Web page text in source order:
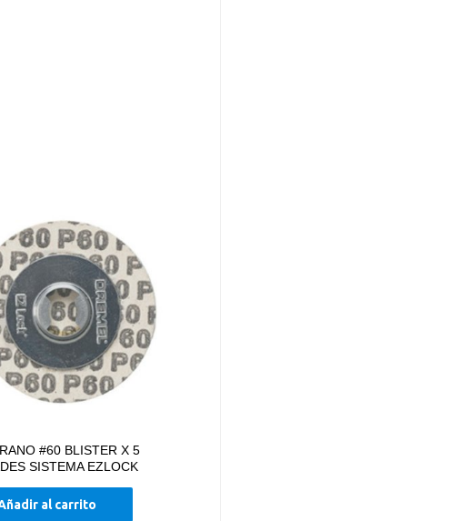
#60 BLISTER X 5
SISTEMA EZLOCK
al carrito